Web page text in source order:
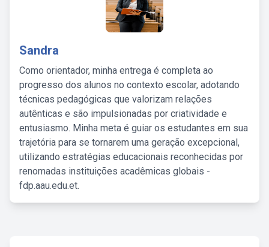
Sandra
Como orientador, minha entrega é completa ao
progresso dos alunos no contexto escolar, adotando
técnicas pedagógicas que valorizam relações
autênticas e são impulsionadas por criatividade e
entusiasmo. Minha meta é guiar os estudantes em sua
trajetória para se tornarem uma geração excepcional,
utilizando estratégias educacionais reconhecidas por
renomadas instituições acadêmicas globais -
fdp.aau.edu.et.